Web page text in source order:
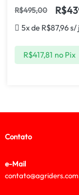
R$495,00 R$
5x de R$87,96s/
R$417,81 no Pix
Contato
e-Mail